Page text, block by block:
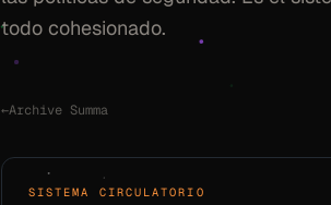
todo cohesionado.
←Archive Summa
SISTEMA CIRCULATORIO